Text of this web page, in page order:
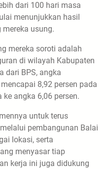
dari 100 hari masa
menunjukkan hasil
usung.
mereka soroti adalah
di wilayah Kabupaten
dari BPS, angka
8,92 persen pada
angka 6,06 persen.
untuk terus
pembangunan Balai
lokasi, serta
menyasar tiap
kerja ini juga didukung